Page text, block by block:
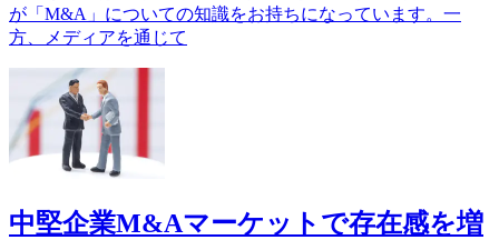
が「M&A」についての知識をお持ちになっています。一
方、メディアを通じて
中堅企業M&Aマーケットで存在感を増